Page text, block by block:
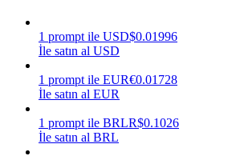
Günlük rekabetçi ödüller kazanın
1 prompt ile USD$0.01996
İle satın al USD
1 prompt ile EUR€0.01728
İle satın al EUR
1 prompt ile BRLR$0.1026
İle satın al BRL